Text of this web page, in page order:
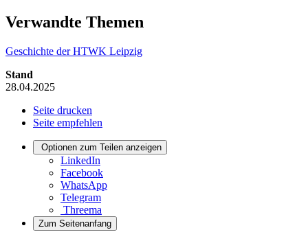
Verwandte Themen
Geschichte der HTWK Leipzig
Stand
28.04.2025
Seite drucken
Seite empfehlen
Optionen zum Teilen anzeigen
LinkedIn
Facebook
WhatsApp
Telegram
Threema
Zum Seitenanfang